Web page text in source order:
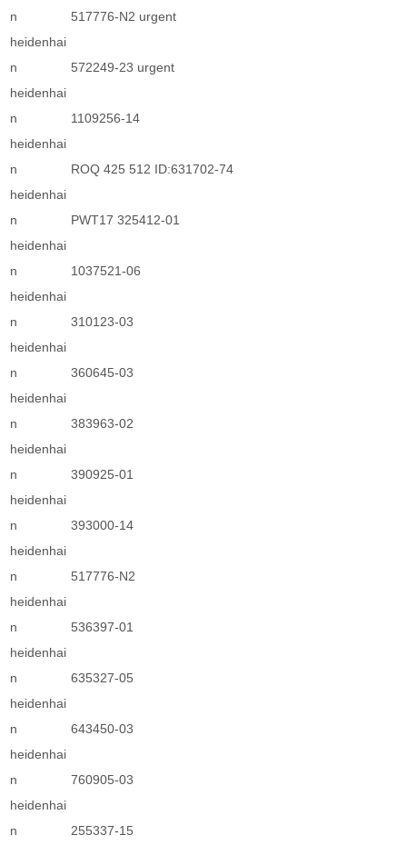
n
517776-N2 urgent
heidenhai
n
572249-23 urgent
heidenhai
n
1109256-14
heidenhai
n
ROQ 425 512 ID:631702-74
heidenhai
n
PWT17 325412-01
heidenhai
n
1037521-06
heidenhai
n
310123-03
heidenhai
n
360645-03
heidenhai
n
383963-02
heidenhai
n
390925-01
heidenhai
n
393000-14
heidenhai
n
517776-N2
heidenhai
n
536397-01
heidenhai
n
635327-05
heidenhai
n
643450-03
heidenhai
n
760905-03
heidenhai
n
255337-15